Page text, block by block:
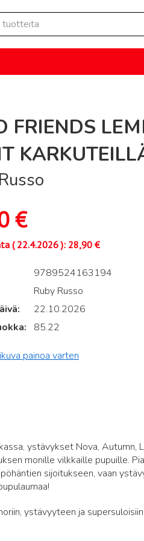
FRIENDS
€
(22.4.2026): 28,90 €
9789524163194
Ruby Russo
22.10.2026
85.22
painoa varten
ystävykset Nova, Autumn,
monille vilkkaille pupuille.
sijoitukseen, vaan
ystävyyteen ja